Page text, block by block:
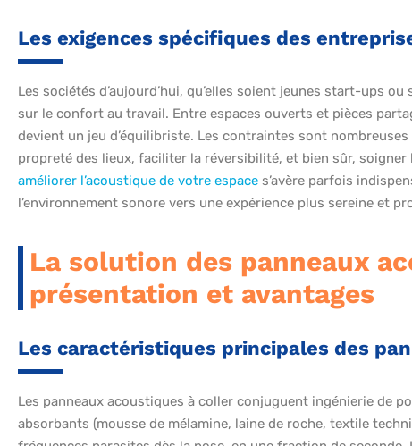
Les exigences spécifiques des
Les sociétés d’aujourd’hui, qu’elles soient jeunes start-ups
sur le confort au travail. Entre espaces ouverts et pièces
devient un jeu d’équilibriste. Les contraintes sont
propreté des lieux, faciliter la réversibilité, et bien sûr, soigner
améliorer l’acoustique de votre espace s’avère parfois
l’environnement sonore vers une expérience plus sereine et
La solution des panneaux
présentation et avantages
Les caractéristiques principales des
Les panneaux acoustiques à coller conjuguent ingénierie de
absorbants (mousse de mélamine, laine de roche, textile